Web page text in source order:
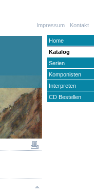
Kontakt
Impressum
Home
Katalog
Serien
Komponisten
Interpreten
CD Bestellen